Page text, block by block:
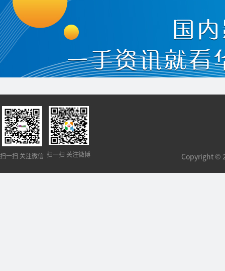
扫一扫 关注微信 扫一扫 关注微博 Copyright ©